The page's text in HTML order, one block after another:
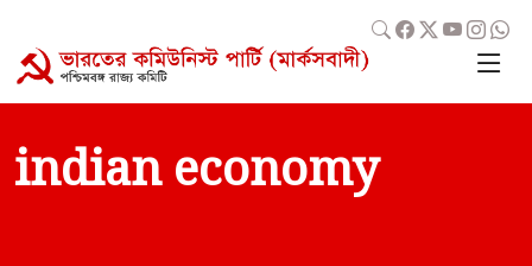
indian economy